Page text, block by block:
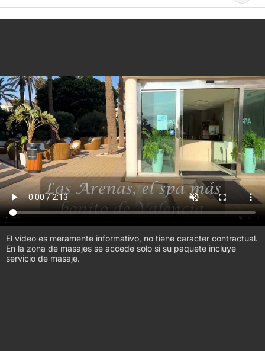
El video es meramente informativo, no tiene caracter contractual.
En la zona de masajes se accede solo si su paquete incluye
servicio de masaje.